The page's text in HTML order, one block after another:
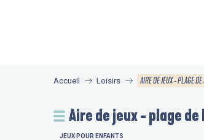
Accueil Loisirs AIRE DE JEUX - PLAGE
Aire de jeux - plage de
JEUX POUR ENFANTS